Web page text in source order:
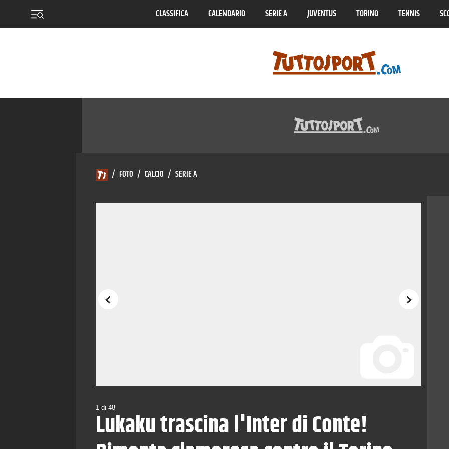
CLASSIFICA CALENDARIO SERIE A JUVENTUS TORINO TENNIS
/ FOTO / CALCIO / SERIE A
Precedente Successivo
1 di 48
Lukaku trascina l'Inter di Conte!